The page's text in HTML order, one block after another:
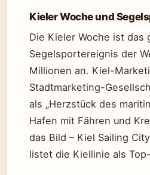
Kieler Woche und
Die Kieler Woche ist das
Segelsportereignis der
Millionen an. Kiel-
Stadtmarketing-
als „Herzstück des
Hafen mit Fähren und
das Bild – Kiel Sailing
listet die Kiellinie als